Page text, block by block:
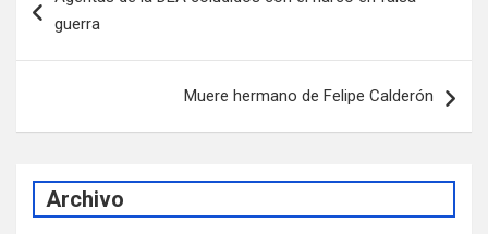
de
guerra
Muere hermano de Felipe Calderón
Archivo